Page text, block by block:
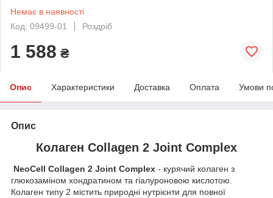
Немає в наявності
Код: 09499-01
Роздріб
1 588 ₴
Опис Характеристики Доставка Оплата Умови
Опис
Колаген Collagen 2 Joint Complex
NeoCell Collagen 2 Joint Complex - курячий колаген з
глюкозаміном хондратином та гіалуроновою кислотою.
Колаген типу 2 містить природні нутрієнти для повної